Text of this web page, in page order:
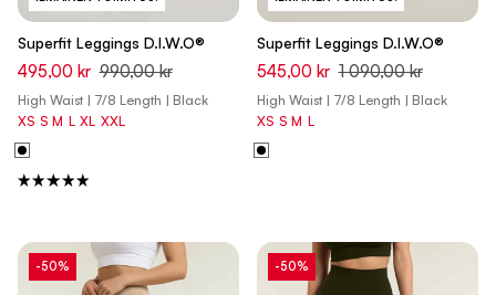
Superfit Leggings D.I.W.O®
495,00 kr 990,00 kr
High Waist | 7/8 Length | Black
XS S M L XL XXL
Superfit Leggings D.I.W.O®
545,00 kr 1 090,00 kr
High Waist | 7/8 Length | Black
XS S M L
-50% -50%